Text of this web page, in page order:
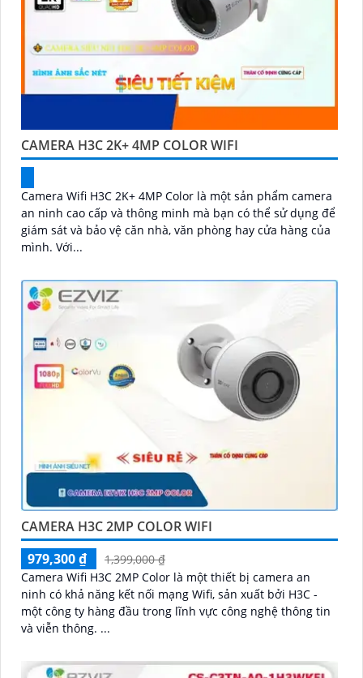
CAMERA H3C 2K+ 4MP COLOR WIFI
Camera Wifi H3C 2K+ 4MP Color là một sản phẩm camera
an ninh cao cấp và thông minh mà bạn có thể sử dụng để
giám sát và bảo vệ căn nhà, văn phòng hay cửa hàng của
mình. Với...
CAMERA H3C 2MP COLOR WIFI
979,300 ₫
1,399,000 ₫
Camera Wifi H3C 2MP Color là một thiết bị camera an
ninh có khả năng kết nối mạng Wifi, sản xuất bởi H3C -
một công ty hàng đầu trong lĩnh vực công nghệ thông tin
và viễn thông. ...